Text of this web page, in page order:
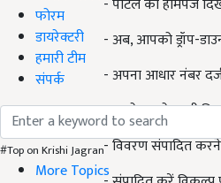
फोरम
डायरेक्टरी
हमारी टीम
संपर्क
#Top on Krishi Jagran
More Topics
- पोर्टल का होमपेज
- अब, आपको ड्रॉप-
- अपना आधार नंबर
- उसमे आपके सभी
- विवरण संपादित